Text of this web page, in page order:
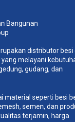
distributor besi
melayani
gudang, dan
material seperti besi
semen, dan
terjamin, harga